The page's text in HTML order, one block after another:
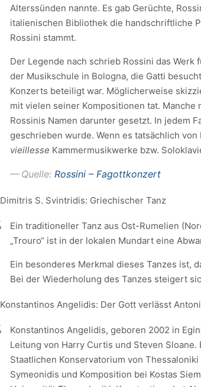
Alterssünden nannte. Es gab Gerüchte,
italienischen Bibliothek die handschriftliche
Rossini stammt.
Der Legende nach schrieb Rossini das
der Musikschule in Bologna, die Gatti
Konzerts beteiligt war. Möglicherweise
mit vielen seiner Kompositionen tat.
Rossinis Namen darunter gesetzt. In jedem
geschrieben wurde. Wenn es tatsächlich
vieillesse Kammermusikwerke bzw.
Quelle: Rossini – Fagottkonzert
Dimitris S. Svintridis: Griechischer Tanz
Ein traditioneller Tanz aus Ost-Rumelien
„Trouro“ ist in der lokalen Mundart eine
Ein besonderes Merkmal dieses Tanzes ist,
Bei der Wiederholung des Tanzes steigert
Konstantinos Angelidis: Der Gott verlässt
Konstantinos Angelidis, geboren 2002 in
Leitung von Harry Curtis und Steven
Staatlichen Konservatorium von
Symeonidis und Komposition bei Kostas